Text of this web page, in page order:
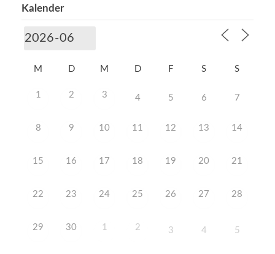
Kalender
M D M D F S S
1 2 3 4 5 6 7
8 9 10 11 12 13 14
15 16 17 18 19 20 21
22 23 24 25 26 27 28
29 30 1 2 3 4 5